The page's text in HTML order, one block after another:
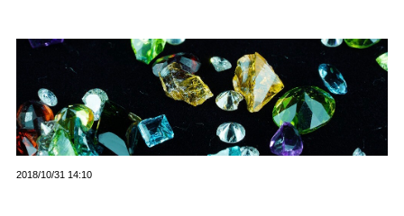
2018/10/31 14:10